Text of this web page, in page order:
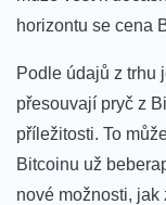
horizontu se cena
Podle údajů z ⁤trhu⁤
přesouvají ​pryč z
příležitosti. To
Bitcoinu⁣ už⁣
nové⁢ možnosti, jak